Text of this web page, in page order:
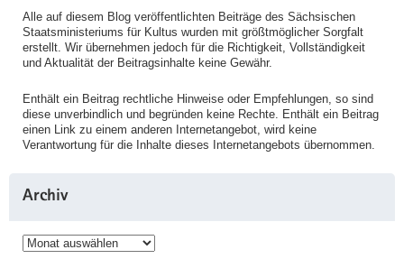
Alle auf diesem Blog veröffentlichten Beiträge des Sächsischen
Staatsministeriums für Kultus wurden mit größtmöglicher Sorgfalt
erstellt. Wir übernehmen jedoch für die Richtigkeit, Vollständigkeit
und Aktualität der Beitragsinhalte keine Gewähr.
Enthält ein Beitrag rechtliche Hinweise oder Empfehlungen, so sind
diese unverbindlich und begründen keine Rechte. Enthält ein Beitrag
einen Link zu einem anderen Internetangebot, wird keine
Verantwortung für die Inhalte dieses Internetangebots übernommen.
Archiv
Archiv